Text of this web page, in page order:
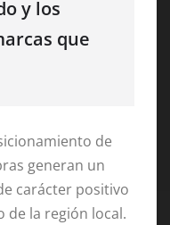
y los
que
de
generan un
carácter positivo
de la región local.